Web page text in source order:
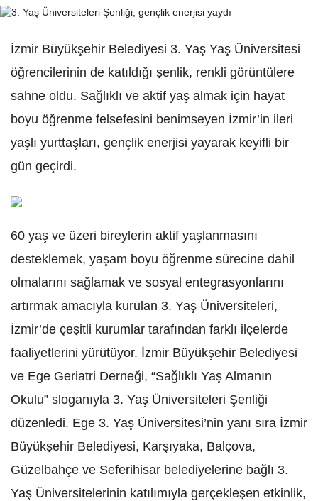
İzmir Büyükşehir Belediyesi 3. Yaş Yaş Üniversitesi
öğrencilerinin de katıldığı şenlik, renkli görüntülere
sahne oldu. Sağlıklı ve aktif yaş almak için hayat
boyu öğrenme felsefesini benimseyen İzmir’in ileri
yaşlı yurttaşları, gençlik enerjisi yayarak keyifli bir
gün geçirdi.
60 yaş ve üzeri bireylerin aktif yaşlanmasını
desteklemek, yaşam boyu öğrenme sürecine dahil
olmalarını sağlamak ve sosyal entegrasyonlarını
artırmak amacıyla kurulan 3. Yaş Üniversiteleri,
İzmir’de çeşitli kurumlar tarafından farklı ilçelerde
faaliyetlerini yürütüyor. İzmir Büyükşehir Belediyesi
ve Ege Geriatri Derneği, “Sağlıklı Yaş Almanın
Okulu” sloganıyla 3. Yaş Üniversiteleri Şenliği
düzenledi. Ege 3. Yaş Üniversitesi’nin yanı sıra İzmir
Büyükşehir Belediyesi, Karşıyaka, Balçova,
Güzelbahçe ve Seferihisar belediyelerine bağlı 3.
Yaş Üniversitelerinin katılımıyla gerçekleşen etkinlik,